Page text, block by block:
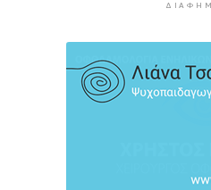
Στις 2 Σεπτεμβρίου η
οικονομικού
Θεσσαλονίκη
6 ώρες 26 λεπτά πρίν